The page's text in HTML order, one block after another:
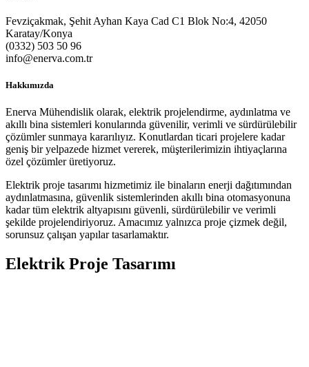
Fevziçakmak, Şehit Ayhan Kaya Cad C1 Blok No:4, 42050
Karatay/Konya
(0332) 503 50 96
info@enerva.com.tr
Hakkımızda
Enerva Mühendislik olarak, elektrik projelendirme, aydınlatma ve
akıllı bina sistemleri konularında güvenilir, verimli ve sürdürülebilir
çözümler sunmaya kararılıyız. Konutlardan ticari projelere kadar
geniş bir yelpazede hizmet vererek, müşterilerimizin ihtiyaçlarına
özel çözümler üretiyoruz.
Elektrik proje tasarımı hizmetimiz ile binaların enerji dağıtımından
aydınlatmasına, güvenlik sistemlerinden akıllı bina otomasyonuna
kadar tüm elektrik altyapısını güvenli, sürdürülebilir ve verimli
şekilde projelendiriyoruz. Amacımız yalnızca proje çizmek değil,
sorunsuz çalışan yapılar tasarlamaktır.
Elektrik Proje Tasarımı